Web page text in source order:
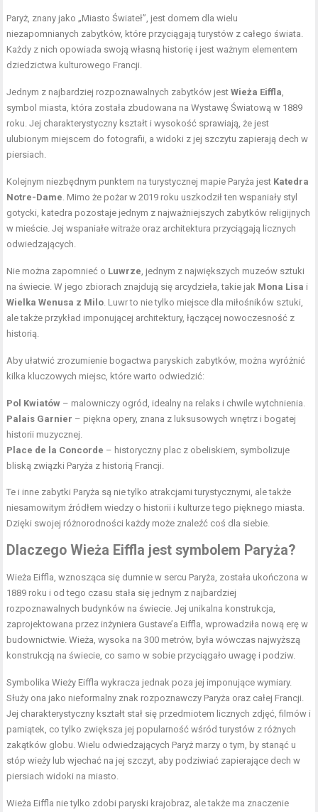
Paryż, znany jako „Miasto Świateł”, jest domem dla wielu
niezapomnianych zabytków, które przyciągają turystów z całego świata.
Każdy z nich opowiada swoją własną historię i jest ważnym elementem
dziedzictwa kulturowego Francji.
Jednym z najbardziej rozpoznawalnych zabytków jestWieża Eiffla
symbol miasta, która została zbudowana na Wystawę Światową w 1889
roku. Jej charakterystyczny kształt i wysokość sprawiają, że jest
ulubionym miejscem do fotografii, a widoki z jej szczytu zapierają dech w
piersiach.
Kolejnym niezbędnym punktem na turystycznej mapie Paryża jest Katedra
Notre-Dame . Mimo że pożar w 2019 roku uszkodził ten wspaniały styl
gotycki, katedra pozostaje jednym z najważniejszych zabytków religijnych
w mieście. Jej wspaniałe witraże oraz architektura przyciągają licznych
odwiedzających.
Nie można zapomnieć o Luwrze , jednym z największych muzeów sztuki
na świecie. W jego zbiorach znajdują się arcydzieła, takie jak Mona Lisa i
Wielka Wenusa z Milo . Luwr to nie tylko miejsce dla miłośników sztuki,
ale także przykład imponującej architektury, łączącej nowoczesność z
historią.
Aby ułatwić zrozumienie bogactwa paryskich zabytków, można wyróżnić
kilka kluczowych miejsc, które warto odwiedzić:
Pol Kwiatów – malowniczy ogród, idealny na relaks i chwile wytchnienia.
Palais Garnier – piękna opery, znana z luksusowych wnętrz i bogatej
historii muzycznej.
Place de la Concorde – historyczny plac z obeliskiem, symbolizuje
bliską związki Paryża z historią Francji.
Te i inne zabytki Paryża są nie tylko atrakcjami turystycznymi, ale także
niesamowitym źródłem wiedzy o historii i kulturze tego pięknego miasta.
Dzięki swojej różnorodności każdy może znaleźć coś dla siebie.
Dlaczego Wieża Eiffla jest symbolem Paryża?
Wieża Eiffla, wznosząca się dumnie w sercu Paryża, została ukończona w
1889 roku i od tego czasu stała się jednym z najbardziej
rozpoznawalnych budynków na świecie. Jej unikalna konstrukcja,
zaprojektowana przez inżyniera Gustave’a Eiffla, wprowadziła nową erę w
budownictwie. Wieża, wysoka na 300 metrów, była wówczas najwyższą
konstrukcją na świecie, co samo w sobie przyciągało uwagę i podziw.
Symbolika Wieży Eiffla wykracza jednak poza jej imponujące wymiary.
Służy ona jako nieformalny znak rozpoznawczy Paryża oraz całej Francji.
Jej charakterystyczny kształt stał się przedmiotem licznych zdjęć, filmów i
pamiątek, co tylko zwiększa jej popularność wśród turystów z różnych
zakątków globu. Wielu odwiedzających Paryż marzy o tym, by stanąć u
stóp wieży lub wjechać na jej szczyt, aby podziwiać zapierające dech w
piersiach widoki na miasto.
Wieża Eiffla nie tylko zdobi paryski krajobraz, ale także ma znaczenie